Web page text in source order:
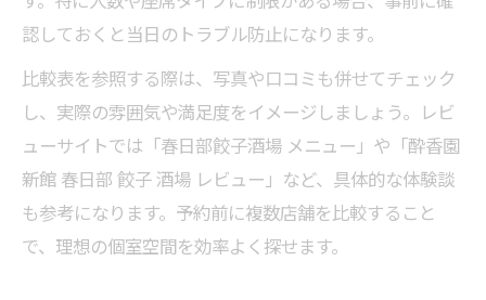
認しておくと当日のトラブル防止になります。
比較表を参照する際は、写真や口コミも併せてチェック
し、実際の雰囲気や満足度をイメージしましょう。レビ
ューサイトでは「春日部餃子酒場 メニュー」や「酔香園
新館 春日部 餃子 酒場 レビュー」など、具体的な体験談
も参考になります。予約前に複数店舗を比較すること
で、理想の個室空間を効率よく探せます。